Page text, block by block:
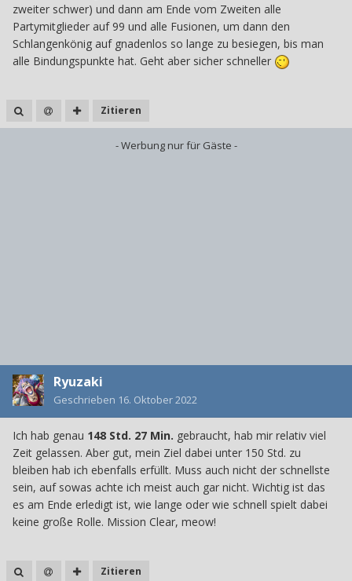
zweiter schwer) und dann am Ende vom Zweiten alle
Partymitglieder auf 99 und alle Fusionen, um dann den
Schlangenkönig auf gnadenlos so lange zu besiegen, bis man
alle Bindungspunkte hat. Geht aber sicher schneller
Zitieren
- Werbung nur für Gäste -
Ryuzaki
Geschrieben 16. Oktober 2022
Ich hab genau 148 Std. 27 Min. gebraucht, hab mir relativ viel
Zeit gelassen. Aber gut, mein Ziel dabei unter 150 Std. zu
bleiben hab ich ebenfalls erfüllt. Muss auch nicht der schnellste
sein, auf sowas achte ich meist auch gar nicht. Wichtig ist das
es am Ende erledigt ist, wie lange oder wie schnell spielt dabei
keine große Rolle. Mission Clear, meow!
Zitieren